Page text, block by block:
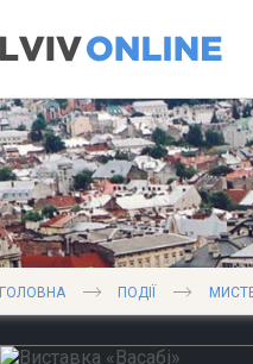
ГОЛОВНА ПОДІЇ